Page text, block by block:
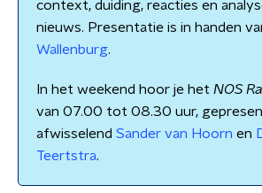
context, duiding, reacties en
nieuws. Presentatie is in handen
Wallenburg.
In het weekend hoor je het NOS
van 07.00 tot 08.30 uur,
afwisselend Sander van Hoorn en
Teertstra.